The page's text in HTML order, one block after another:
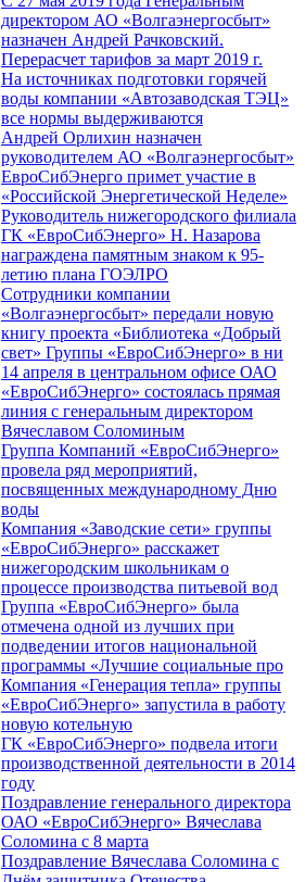
директором АО «Волгаэнергосбыт»
назначен Андрей Рачковский.
Перерасчет тарифов за март 2019 г.
На источниках подготовки горячей
воды компании «Автозаводская ТЭЦ»
все нормы выдерживаются
Андрей Орлихин назначен
руководителем АО «Волгаэнергосбыт»
ЕвроСибЭнерго примет участие в
«Российской Энергетической Неделе»
Руководитель нижегородского филиала
ГК «ЕвроСибЭнерго» Н. Назарова
награждена памятным знаком к 95-
летию плана ГОЭЛРО
Сотрудники компании
«Волгаэнергосбыт» передали новую
книгу проекта «Библиотека «Добрый
свет» Группы «ЕвроСибЭнерго» в ни
14 апреля в центральном офисе ОАО
«ЕвроСибЭнерго» состоялась прямая
линия с генеральным директором
Вячеславом Соломиным
Группа Компаний «ЕвроСибЭнерго»
провела ряд мероприятий,
посвященных международному Дню
воды
Компания «Заводские сети» группы
«ЕвроСибЭнерго» расскажет
нижегородским школьникам о
процессе производства питьевой вод
Группа «ЕвроСибЭнерго» была
отмечена одной из лучших при
подведении итогов национальной
программы «Лучшие социальные про
Компания «Генерация тепла» группы
«ЕвроСибЭнерго» запустила в работу
новую котельную
ГК «ЕвроСибЭнерго» подвела итоги
производственной деятельности в 2014
году
Поздравление генерального директора
ОАО «ЕвроСибЭнерго» Вячеслава
Соломина с 8 марта
Поздравление Вячеслава Соломина с